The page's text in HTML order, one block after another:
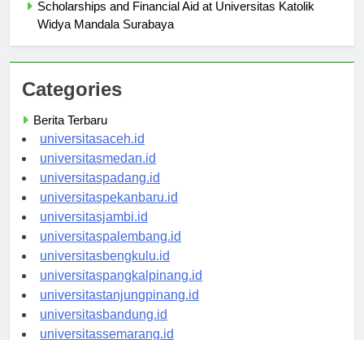
Scholarships and Financial Aid at Universitas Katolik
Categories
Berita Terbaru
universitasaceh.id
universitasmedan.id
universitaspadang.id
universitaspekanbaru.id
universitasjambi.id
universitaspalembang.id
universitasbengkulu.id
universitaspangkalpinang.id
universitastanjungpinang.id
universitasbandung.id